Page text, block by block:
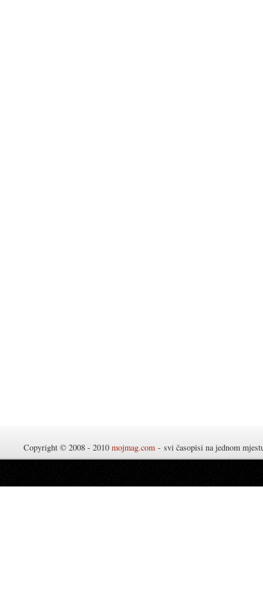
Copyright © 2008 - 2010 mojmag.com - svi časopisi na jednom